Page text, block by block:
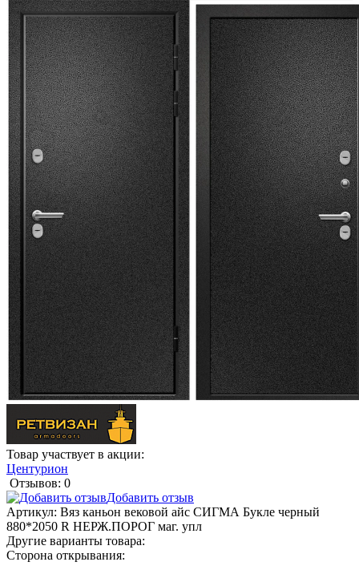
Товар участвует в акции:
Центурион
Отзывов: 0
Добавить отзыв
Артикул: Вяз каньон вековой айс СИГМА Букле черный
880*2050 R НЕРЖ.ПОРОГ маг. упл
Другие варианты товара:
Сторона открывания: